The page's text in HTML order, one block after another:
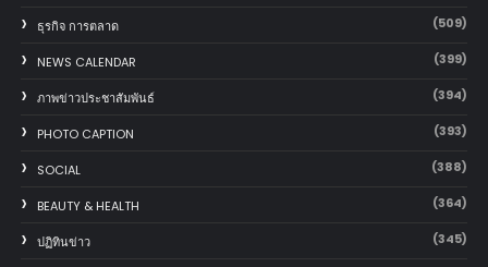
ธุรกิจ การตลาด (509)
NEWS CALENDAR (399)
ภาพข่าวประชาสัมพันธ์ (394)
PHOTO CAPTION (393)
SOCIAL (388)
BEAUTY & HEALTH (364)
ปฏิทินข่าว (345)